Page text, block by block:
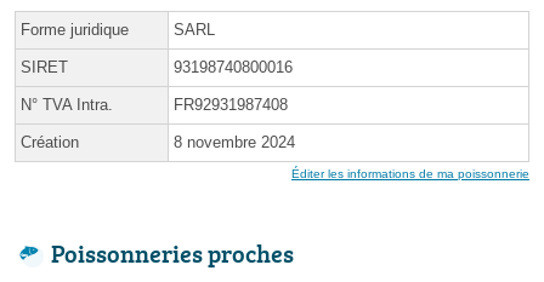
Forme juridique SARL
SIRET 93198740800016
N° TVA Intra. FR92931987408
Création 8 novembre 2024
Éditer les informations de ma poissonnerie
Poissonneries proches